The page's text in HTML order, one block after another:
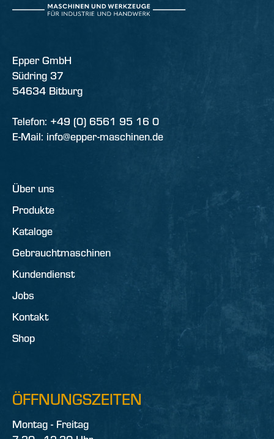
Epper GmbH
Südring 37
54634 Bitburg
Telefon: +49 (0) 6561 95 16 0
E-Mail: info@epper-maschinen.de
Über uns
Produkte
Kataloge
Gebrauchtmaschinen
Kundendienst
Jobs
Kontakt
Shop
ÖFFNUNGSZEITEN
Montag - Freitag